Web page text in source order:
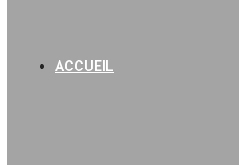
ACCUEIL